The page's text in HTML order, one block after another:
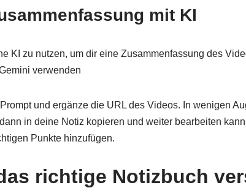
mit KI
KI zu nutzen, um dir eine Zusammenfassung des
verwenden
und ergänze die URL des Videos. In wenigen
in deine Notiz kopieren und weiter bearbeiten
Punkte hinzufügen.
richtige Notizbuch